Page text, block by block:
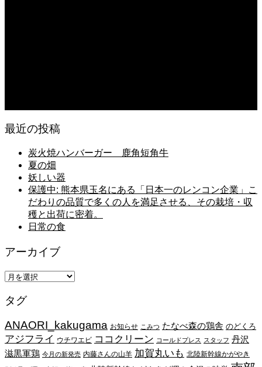
最近の投稿
炭火焼ハンバーガー 鹿角短角牛
夏の畑
妖しい器
保護中: 熊本県玉名にある「日本一のレンコン企業」こ
だわりの品質で多くの人を満足させる、その栽培・収
穫と出荷に密着。
日常の食
アーカイブ
ア
カ
ブ
タグ
ANAORI_kakugama お知らせ こみつ たなべ森の鶏舎 のどくろ
アジフライ ウチワエビ ココクリーン コールドプレス スタッフ 丹沢
滋黒軍鶏 今月の新発売 内藤さんの山羊 加賀丸いも 北陸新幹線かがやき